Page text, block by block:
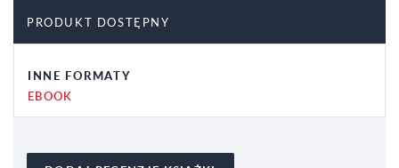
PRODUKT DOSTĘPNY
INNE FORMATY
EBOOK